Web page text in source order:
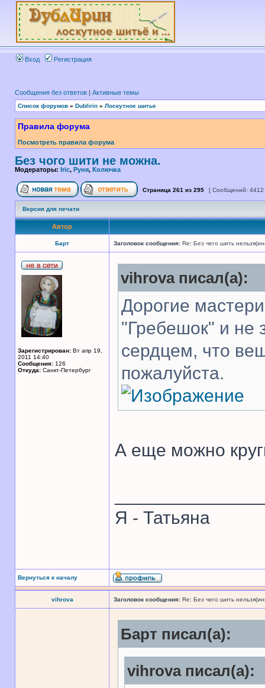
Вход Регистрация
Сообщения без ответов | Активные темы
Список форумов » Dublirin » Лоскутное шитье
Правила форума
Посмотреть правила форума
Без чого шити не можна.
Модераторы: Iric, Руня, Колючка
Страница 261 из 295 [ Сообщений:
Версия для печати
Автор
Барт Заголовок сообщения: Re: Без чего шить
Зарегистрирован: Вт апр 19,
2011 14:40
Сообщения: 126
Откуда: Санкт-Петербург
vihrova писал(а):
Дорогие
"Гребешок" и не
сердцем, что
пожалуйста.
А еще можно
Я - Татьяна
Вернуться к началу
vihrova Заголовок сообщения: Re: Без чего шить
Барт писал(а):
vihrova писал(а):